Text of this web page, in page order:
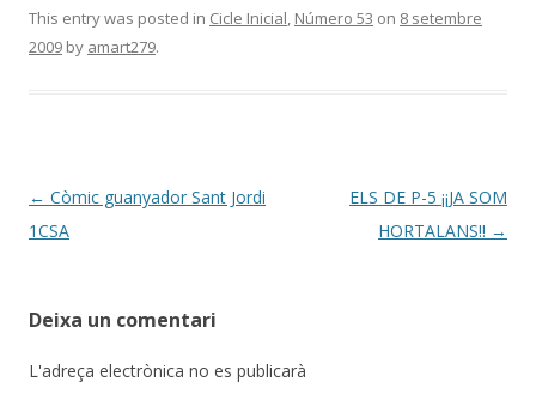
e
b
k
itt
er
m
ix
This entry was posted in Cicle Inicial, Número 53 on 8 setembre
2009 by amart279.
Post
navigation
← Còmic guanyador Sant Jordi
1CSA
ELS DE P-5 ¡¡JA SOM
HORTALANS!! →
Deixa un comentari
L'adreça electrònica no es publicarà